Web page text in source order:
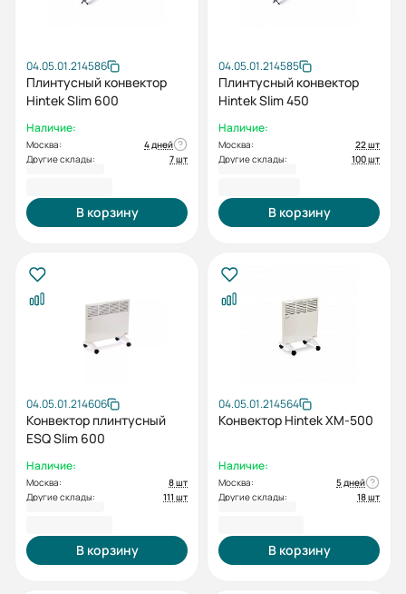
04.05.01.214586
Плинтусный конвектор
Hintek Slim 600
Наличие:
Москва:
4 дней
Другие склады:
7 шт
В корзину
04.05.01.214585
Плинтусный конвектор
Hintek Slim 450
Наличие:
Москва:
22 шт
Другие склады:
100 шт
В корзину
04.05.01.214606
Конвектор плинтусный
ESQ Slim 600
Наличие:
Москва:
8 шт
Другие склады:
111 шт
В корзину
04.05.01.214564
Конвектор Hintek XM-500
Наличие:
Москва:
5 дней
Другие склады:
18 шт
В корзину